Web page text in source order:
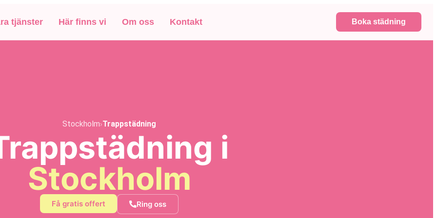
tjänster Här finns vi Om oss Kontakt Boka städning
Stockholm›Trappstädning
i
Stockholm
Få gratis offert Ring oss